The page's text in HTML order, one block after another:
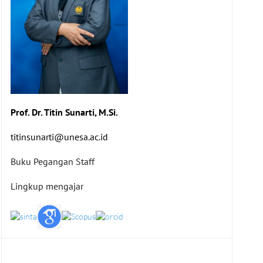
Prof. Dr. Titin Sunarti, M.Si.
titinsunarti@unesa.ac.id
Buku Pegangan Staff
Lingkup mengajar